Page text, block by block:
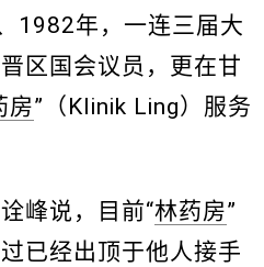
1982年，一连三届大
区国会议员，更在甘
房”（Klinik Ling）服务
峰说，目前“林药房”
已经出顶于他人接手